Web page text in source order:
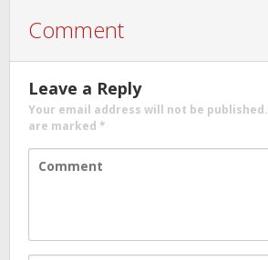
Comment
Leave a Reply
Your email address will not be published.
are marked *